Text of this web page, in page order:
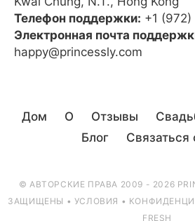
Телефон поддержки: +1
Электронная почта
happy@princessly.com
Дом О Отзывы
Блог
Связаться
© АВТОРСКИЕ ПРАВА 2009 - 2026
ЗАЩИЩЕНЫ • УСЛОВИЯ •
FRESH